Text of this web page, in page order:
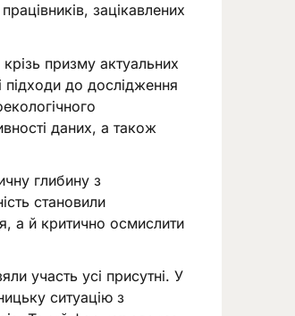
зацікавлених
призму актуальних
підходи до дослідження
даних, а також
глибину з
становили
а й критично осмислити
участь усі присутні. У
ситуацію з